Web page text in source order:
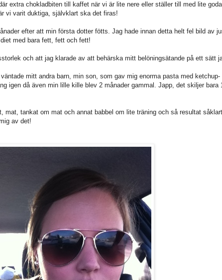
extra chokladbiten till kaffet när vi är lite nere eller ställer till med lite
vi varit duktiga, självklart ska det firas!
efter att min första dotter fötts. Jag hade innan detta helt fel bild av
med bara fett, fett och fett!
och att jag klarade av att behärska mitt belöningsätande på ett sätt
mitt andra barn, min son, som gav mig enorma pasta med ketchup-
igen då även min lille kille blev 2 månader gammal. Japp, det skiljer bara
mat, tankat om mat och annat babbel om lite träning och så resultat
av det!